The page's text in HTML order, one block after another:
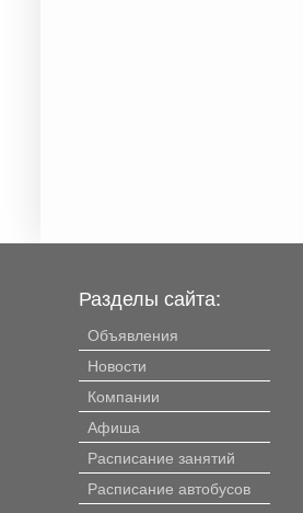
Разделы сайта:
Объявления
Новости
Компании
Афиша
Расписание занятий
Расписание автобусов